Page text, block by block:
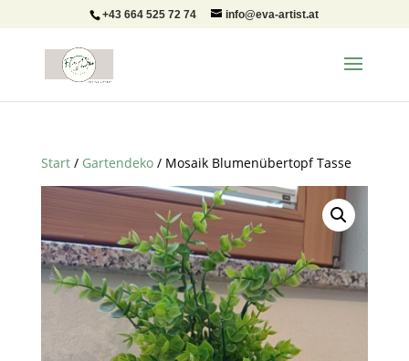
+43 664 525 72 74 info@eva-artist.at
Start/ Gartendeko/ Mosaik Blumenübertopf Tasse